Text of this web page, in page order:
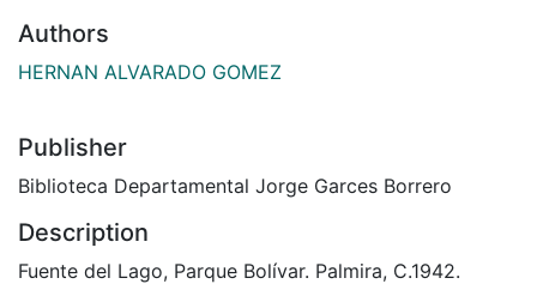
Authors
HERNAN ALVARADO GOMEZ
Publisher
Biblioteca Departamental Jorge Garces Borrero
Description
Fuente del Lago, Parque Bolívar. Palmira, C.1942.